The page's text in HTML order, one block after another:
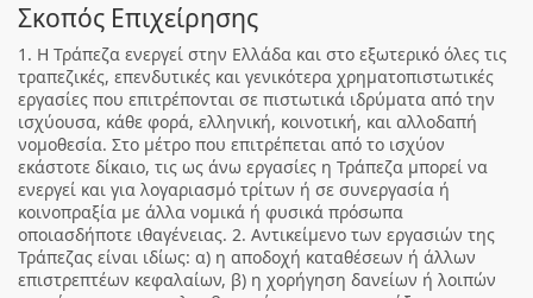
Σκοπός Επιχείρησης
1. Η Τράπεζα ενεργεί στην Ελλάδα και στο εξωτερικό όλες τις
τραπεζικές, επενδυτικές και γενικότερα χρηματοπιστωτικές
εργασίες που επιτρέπονται σε πιστωτικά ιδρύματα από την
ισχύουσα, κάθε φορά, ελληνική, κοινοτική, και αλλοδαπή
νομοθεσία. Στο μέτρο που επιτρέπεται από το ισχύον
εκάστοτε δίκαιο, τις ως άνω εργασίες η Τράπεζα μπορεί να
ενεργεί και για λογαριασμό τρίτων ή σε συνεργασία ή
κοινοπραξία με άλλα νομικά ή φυσικά πρόσωπα
οποιασδήποτε ιθαγένειας. 2. Αντικείμενο των εργασιών της
Τράπεζας είναι ιδίως: α) η αποδοχή καταθέσεων ή άλλων
επιστρεπτέων κεφαλαίων, β) η χορήγηση δανείων ή λοιπών